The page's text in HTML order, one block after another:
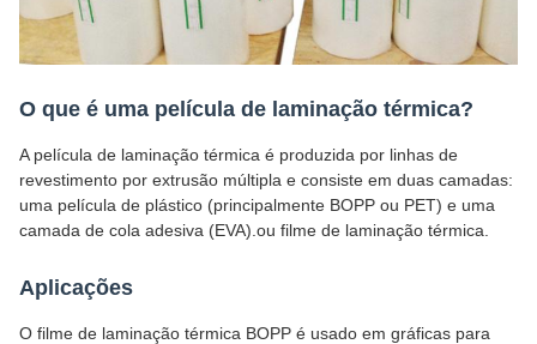
O que é uma película de laminação térmica?
A película de laminação térmica é produzida por linhas de
revestimento por extrusão múltipla e consiste em duas camadas:
uma película de plástico (principalmente BOPP ou PET) e uma
camada de cola adesiva (EVA).ou filme de laminação térmica.
Aplicações
O filme de laminação térmica BOPP é usado em gráficas para